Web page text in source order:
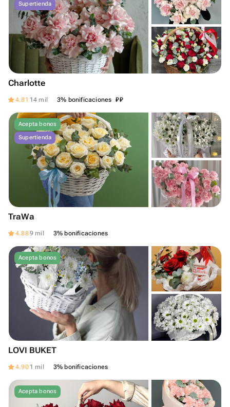
Supertienda
Charlotte
4.81 14 mil 3% bonificaciones ₽₽
Acepta bonos
Supertienda
TraWa
4.889 mil 3% bonificaciones
Acepta bonos
LOVI BUKET
4.90 1 mil 3% bonificaciones
Acepta bonos